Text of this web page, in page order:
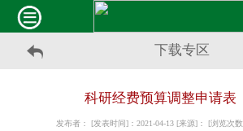
下载专区
科研经费预算调整申请表
发布者： [发表时间]：2021-04-13 [来源]： [浏览次数